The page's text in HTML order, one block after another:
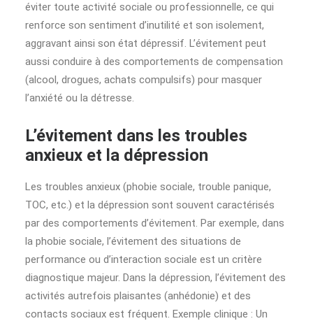
éviter toute activité sociale ou professionnelle, ce qui
renforce son sentiment d’inutilité et son isolement,
aggravant ainsi son état dépressif. L’évitement peut
aussi conduire à des comportements de compensation
(alcool, drogues, achats compulsifs) pour masquer
l’anxiété ou la détresse.
L’évitement dans les troubles
anxieux et la dépression
Les troubles anxieux (phobie sociale, trouble panique,
TOC, etc.) et la dépression sont souvent caractérisés
par des comportements d’évitement. Par exemple, dans
la phobie sociale, l’évitement des situations de
performance ou d’interaction sociale est un critère
diagnostique majeur. Dans la dépression, l’évitement des
activités autrefois plaisantes (anhédonie) et des
contacts sociaux est fréquent. Exemple clinique : Un